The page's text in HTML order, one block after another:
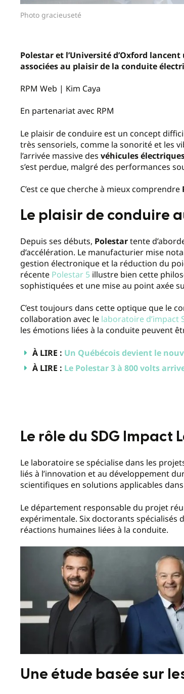
Photo gracieuseté
Polestar et l’Université d’Oxford
associées au plaisir de la conduite
RPM Web | Kim Caya
En partenariat avec RPM
Le plaisir de conduire est un concept
très sensoriels, comme la sonorité et les
l’arrivée massive des véhicules
s’est perdue, malgré des performances
C’est ce que cherche à mieux comprendre
Le plaisir de conduire
Depuis ses débuts, Polestartente
d’accélération. Le manufacturier mise
gestion électronique et la réduction du
récente Polestar 5 illustre bien cette
sophistiquées et une mise au point axée
C’est toujours dans cette optique que le
collaboration avec le laboratoire d’impact
les émotions liées à la conduite peuvent
À LIRE : Un Québécois devient le
À LIRE : Le Polestar 3 à 800 volts
Le rôle du SDG Impact
Le laboratoire se spécialise dans les
liés à l’innovation et au développement
scientifiques en solutions applicables
Le département responsable du projet
expérimentale. Six doctorants spécialisés
réactions humaines liées à la conduite.
Une étude basée sur